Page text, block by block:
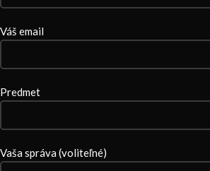
Váš email
Predmet
Vaša správa (voliteľné)